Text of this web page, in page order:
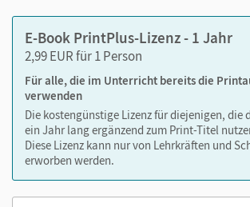
im Text suchen
zoomen
Die Medien sind wichtige Bestandteile
sind seitengenau platziert, damit Sie und
jederzeit unkompliziert darauf zugreifen
gestalten Sie das Lehren und Lernen
abwechslungsreich. Kein Medienwechsel!
zeitaufwendiges Suchen!
E-Book PrintPlus-Lizenz - 1 Jahr
2,99 EUR für 1 Person
Für alle, die im Unterricht bereits die
verwenden
Die kostengünstige Lizenz für diejenigen, die
ein Jahr lang ergänzend zum Print-Titel
Diese Lizenz kann nur von Lehrkräften und
erworben werden.